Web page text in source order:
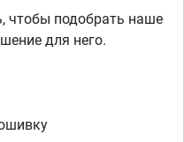
чтобы подобрать наше
для него.